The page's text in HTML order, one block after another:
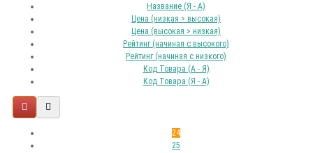
Название (Я - А)
Цена (низкая > высокая)
Цена (высокая > низкая)
Рейтинг (начиная с высокого)
Рейтинг (начиная с низкого)
Код Товара (А - Я)
Код Товара (Я - А)
24
25